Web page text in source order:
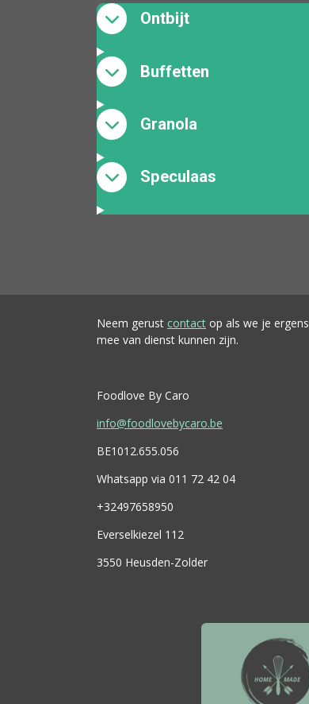
Ontbijt
Buffetten
Granola
Speculaas
Neem gerust contact op als we je ergens
mee van dienst kunnen zijn.
Foodlove By Caro
info@foodlovebycaro.be
BE1012.655.056
Whatsapp via 011 72 42 04
+32497658950
Everselkiezel 112
3550 Heusden-Zolder